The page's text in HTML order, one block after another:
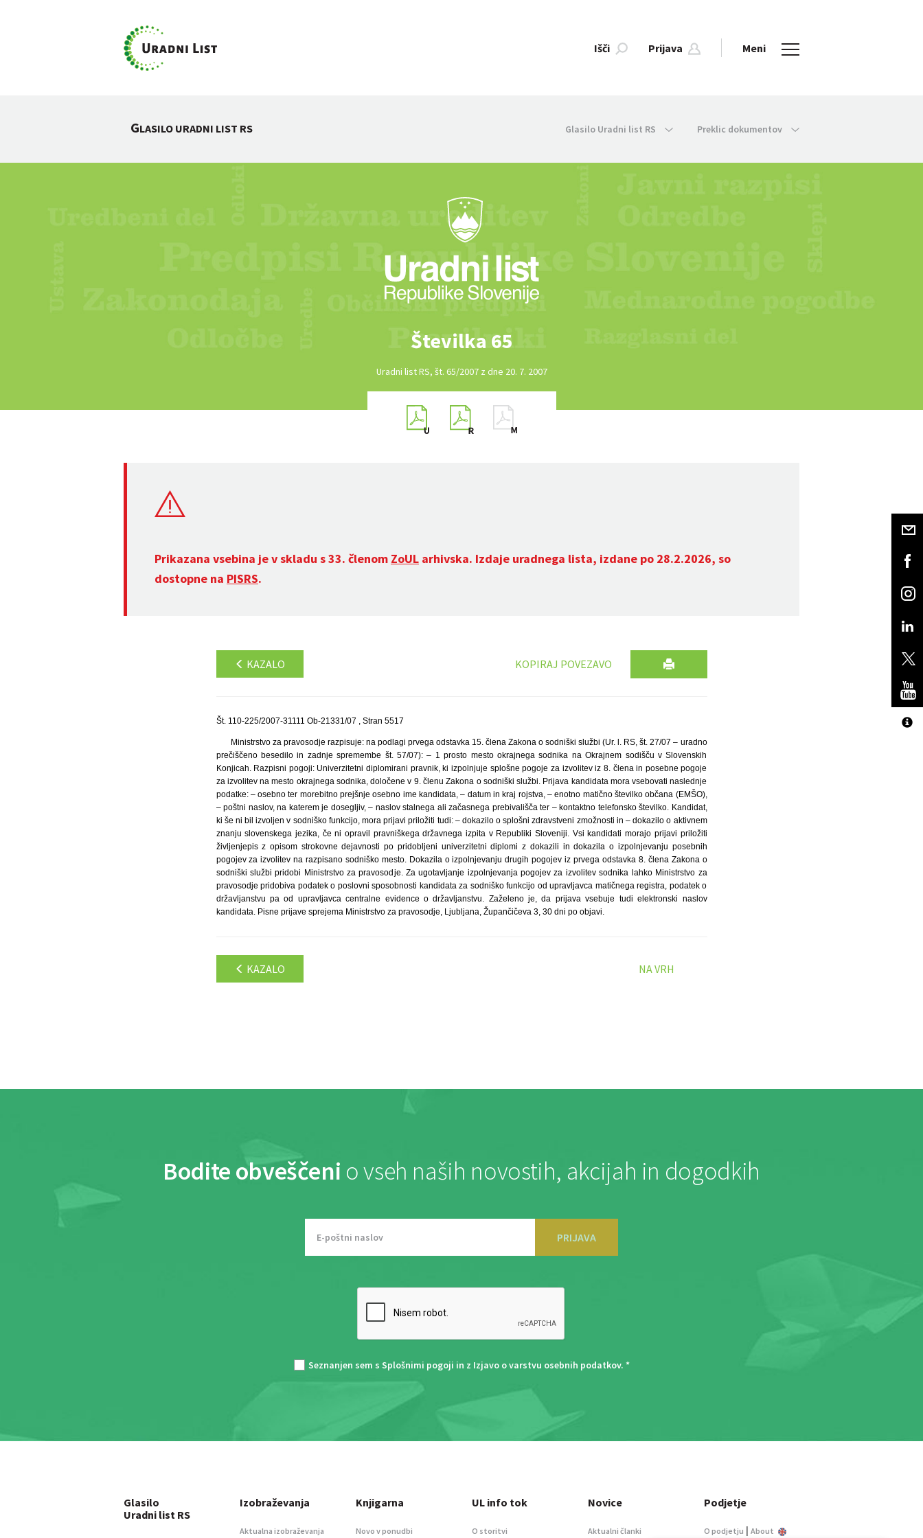
Išči Prijava Meni
GLASILO URADNI LIST RS Glasilo Uradni list RS Preklic dokumentov
Številka 65
Uradni list RS, št. 65/2007 z dne 20. 7. 2007
Prikazana vsebina je v skladu s 33. členom ZoUL arhivska. Izdaje uradnega lista, izdane po 28.2.2026, so
dostopne na PISRS.
KAZALO KOPIRAJ POVEZAVO
Št. 110-225/2007-31111 Ob-21331/07 , Stran 5517
Ministrstvo za pravosodje razpisuje: na podlagi prvega odstavka 15. člena Zakona o sodniški službi (Ur. l. RS, št. 27/07 – uradno
prečiščeno besedilo in zadnje spremembe št. 57/07): – 1 prosto mesto okrajnega sodnika na Okrajnem sodišču v Slovenskih
Konjicah. Razpisni pogoji: Univerzitetni diplomirani pravnik, ki izpolnjuje splošne pogoje za izvolitev iz 8. člena in posebne pogoje
za izvolitev na mesto okrajnega sodnika, določene v 9. členu Zakona o sodniški službi. Prijava kandidata mora vsebovati naslednje
podatke: – osebno ter morebitno prejšnje osebno ime kandidata, – datum in kraj rojstva, – enotno matično številko občana (EMŠO),
– poštni naslov, na katerem je dosegljiv, – naslov stalnega ali začasnega prebivališča ter – kontaktno telefonsko številko. Kandidat,
ki še ni bil izvoljen v sodniško funkcijo, mora prijavi priložiti tudi: – dokazilo o splošni zdravstveni zmožnosti in – dokazilo o aktivnem
znanju slovenskega jezika, če ni opravil pravniškega državnega izpita v Republiki Sloveniji. Vsi kandidati morajo prijavi priložiti
življenjepis z opisom strokovne dejavnosti po pridobljeni univerzitetni diplomi z dokazili in dokazila o izpolnjevanju posebnih
pogojev za izvolitev na razpisano sodniško mesto. Dokazila o izpolnjevanju drugih pogojev iz prvega odstavka 8. člena Zakona o
sodniški službi pridobi Ministrstvo za pravosodje. Za ugotavljanje izpolnjevanja pogojev za izvolitev sodnika lahko Ministrstvo za
pravosodje pridobiva podatek o poslovni sposobnosti kandidata za sodniško funkcijo od upravljavca matičnega registra, podatek o
državljanstvu pa od upravljavca centralne evidence o državljanstvu. Zaželeno je, da prijava vsebuje tudi elektronski naslov
kandidata. Pisne prijave sprejema Ministrstvo za pravosodje, Ljubljana, Župančičeva 3, 30 dni po objavi.
KAZALO NA VRH
Bodite obveščeni o vseh naših novostih, akcijah in dogodkih
PRIJAVA
Seznanjen sem s Splošnimi pogoji in z Izjavo o varstvu osebnih podatkov. *
Glasilo
Uradni list RS
Izobraževanja
Aktualna izobraževanja
Knjigarna
Novo v ponudbi
UL info tok
O storitvi
Novice
Aktualni članki
Podjetje
O podjetju | About